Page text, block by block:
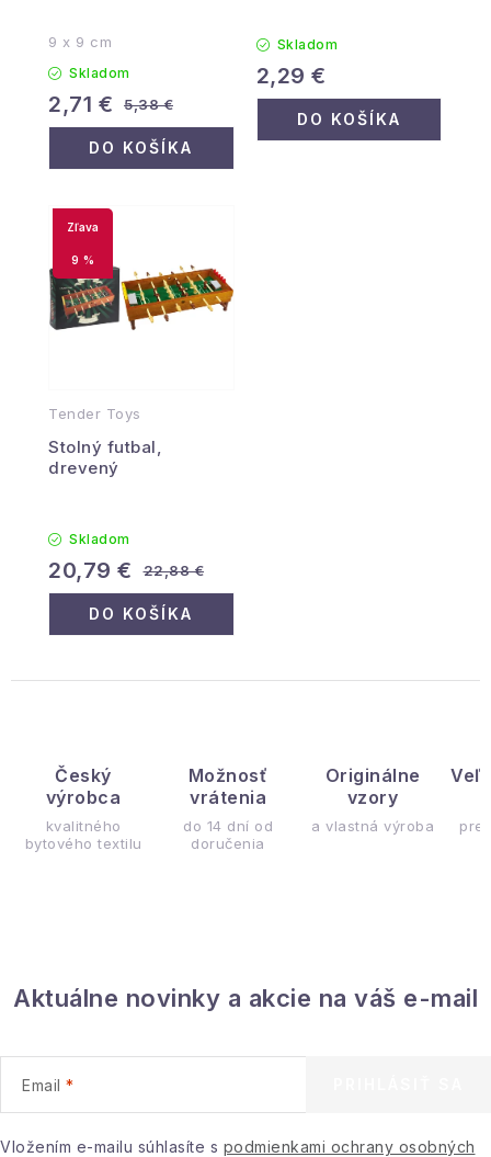
Český
výrobca
kvalitného
bytového textilu
Možnosť
vrátenia
do 14 dní od
doručenia
Originálne
vzory
a vlastná výroba pre
9 x 9 cm
Skladom
2,71 € 5,38 €
DO KOŠÍKA
Skladom
2,29 €
DO KOŠÍKA
Tender Toys
Stolný futbal,
drevený
9 %
Skladom
20,79 € 22,88 €
DO KOŠÍKA
Aktuálne novinky a akcie na váš e-mail
Email
Vložením e-mailu súhlasíte s podmienkami ochrany osobných